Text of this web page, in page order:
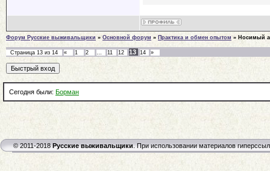
Форум Русские выживальщики » Основной форум » Практика и обмен опытом » Носимый
Страница 13 из 14 « 1 2 11 12 13 14 »
Сегодня были: Борман
© 2011-2018Русские выживальщики. При использовании материалов